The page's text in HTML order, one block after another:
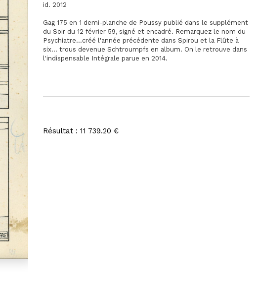
id. 2012
Gag 175 en 1 demi-planche de Poussy publié dans le supplément
du Soir du 12 février 59, signé et encadré. Remarquez le nom du
Psychiatre...créé l'année précédente dans Spirou et la Flûte à
six... trous devenue Schtroumpfs en album. On le retrouve dans
l'indispensable Intégrale parue en 2014.
Résultat : 11 739.20 €